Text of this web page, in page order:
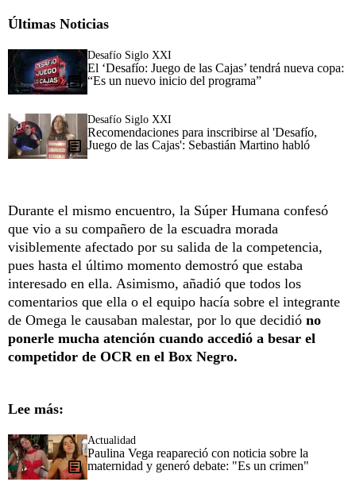
Últimas Noticias
Desafío Siglo XXI
El ‘Desafío: Juego de las Cajas’ tendrá nueva copa:
“Es un nuevo inicio del programa”
Desafío Siglo XXI
Recomendaciones para inscribirse al 'Desafío,
Juego de las Cajas': Sebastián Martino habló
Durante el mismo encuentro, la Súper Humana confesó
que vio a su compañero de la escuadra morada
visiblemente afectado por su salida de la competencia,
pues hasta el último momento demostró que estaba
interesado en ella. Asimismo, añadió que todos los
comentarios que ella o el equipo hacía sobre el integrante
de Omega le causaban malestar, por lo que decidió no
ponerle mucha atención cuando accedió a besar el
competidor de OCR en el Box Negro.
Lee más:
Actualidad
Paulina Vega reapareció con noticia sobre la
maternidad y generó debate: "Es un crimen"